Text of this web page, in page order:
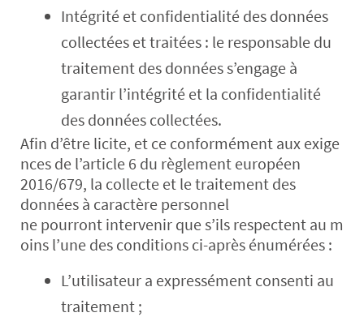
Intégrité et confidentialité des données
collectées et traitées : le responsable du
traitement des données s’engage à
garantir l’intégrité et la confidentialité
des données collectées.
Afin d’être licite, et ce conformément aux exige
nces de l’article 6 du règlement européen
2016/679, la collecte et le traitement des
données à caractère personnel
ne pourront intervenir que s’ils respectent au m
oins l’une des conditions ci-après énumérées :
L’utilisateur a expressément consenti au
traitement ;